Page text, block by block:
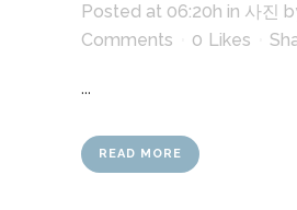
Posted at 06:20h in 사진
Comments
0 Likes
...
READ MORE